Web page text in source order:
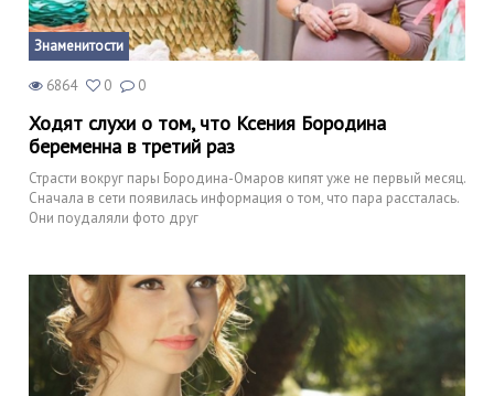
Знаменитости
6864 0 0
Ходят слухи о том, что Ксения Бородина
беременна в третий раз
Страсти вокруг пары Бородина-Омаров кипят уже не первый месяц.
Сначала в сети появилась информация о том, что пара рассталась.
Они поудаляли фото друг